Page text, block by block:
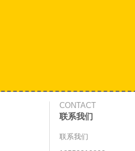
CONTACT
联系我们
联系我们